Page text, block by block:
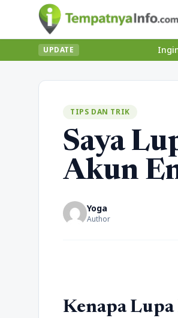
UPDATE Ingin upgrade
TIPS DAN TRIK
Saya
Akun
Yoga
Author
Kenapa